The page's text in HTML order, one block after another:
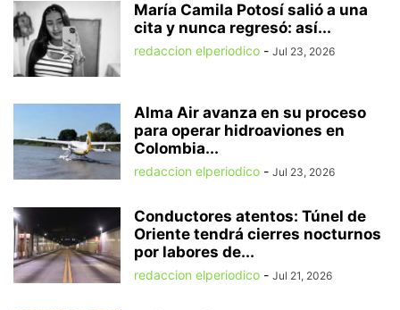
María Camila Potosí salió a una
cita y nunca regresó: así...
redaccion elperiodico - Jul 23, 2026
Alma Air avanza en su proceso
para operar hidroaviones en
Colombia...
redaccion elperiodico - Jul 23, 2026
Conductores atentos: Túnel de
Oriente tendrá cierres nocturnos
por labores de...
redaccion elperiodico - Jul 21, 2026